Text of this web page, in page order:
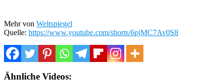
Mehr von Weltspiegel
Quelle: https://www.youtube.com/shorts/6pjMC7Av0S8
Ähnliche Videos: